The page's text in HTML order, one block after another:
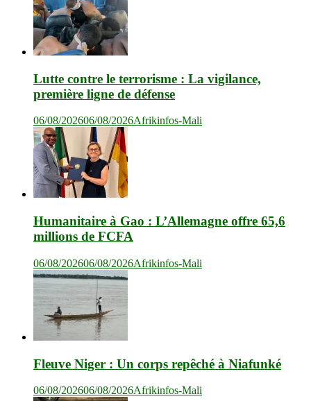
Lutte contre le terrorisme : La vigilance,
première ligne de défense
06/08/202606/08/2026Afrikinfos-Mali
Humanitaire à Gao : L’Allemagne offre 65,6
millions de FCFA
06/08/202606/08/2026Afrikinfos-Mali
Fleuve Niger : Un corps repêché à Niafunké
06/08/202606/08/2026Afrikinfos-Mali